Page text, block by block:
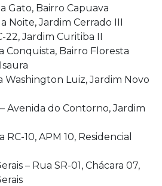
Gato, Bairro Capuava
Noite, Jardim Cerrado III
22, Jardim Curitiba II
Conquista, Bairro Floresta
Washington Luiz, Jardim Novo
Avenida do Contorno, Jardim
10, APM 10, Residencial
– Rua SR-01, Chácara 07,